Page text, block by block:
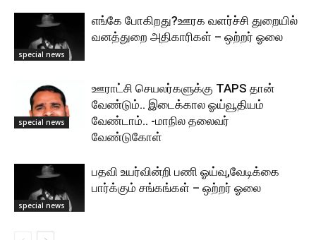
special news
எங்கே போகிறது?ஊரக வளர்ச்சி துறையில்
வனத்துறை அதிகாரிகள் – ஒற்றர் ஓலை
special news
ஊராட்சி செயலர்களுக்கு TAPS தான்
வேண்டும்.. இடைக்கால ஓய்வூதியம்
வேண்டாம்.. -மாநில தலைவர்
வேண்டுகோள்
special news
பதவி உயர்வின்றி பணி ஓய்வு,வேடிக்கை
பார்க்கும் சங்கங்கள் – ஒற்றர் ஓலை